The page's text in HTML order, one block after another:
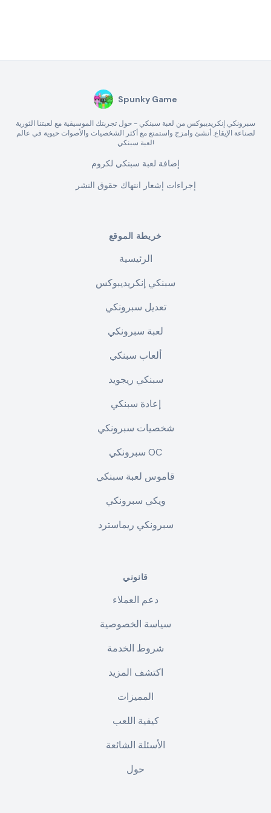
Spunky Game
سبرونكي إنكريديبوكس من لعبة سبنكي - حول تجربتك الموسيقية مع لعبتنا الثورية
لصناعة الإيقاع. أنشئ وامزج واستمتع مع أكثر الشخصيات والأصوات حيوية في عالم
لعبة سبنكي!
إضافة لعبة سبنكي لكروم
إجراءات إشعار انتهاك حقوق النشر
خريطة الموقع
الرئيسية
سبنكي إنكريديبوكس
تعديل سبرونكي
لعبة سبرونكي
ألعاب سبنكي
سبنكي ريجويد
إعادة سبنكي
شخصيات سبرونكي
سبرونكي OC
قاموس لعبة سبنكي
ويكي سبرونكي
سبرونكي ريماسترد
قانوني
دعم العملاء
سياسة الخصوصية
شروط الخدمة
اكتشف المزيد
المميزات
كيفية اللعب
الأسئلة الشائعة
حول